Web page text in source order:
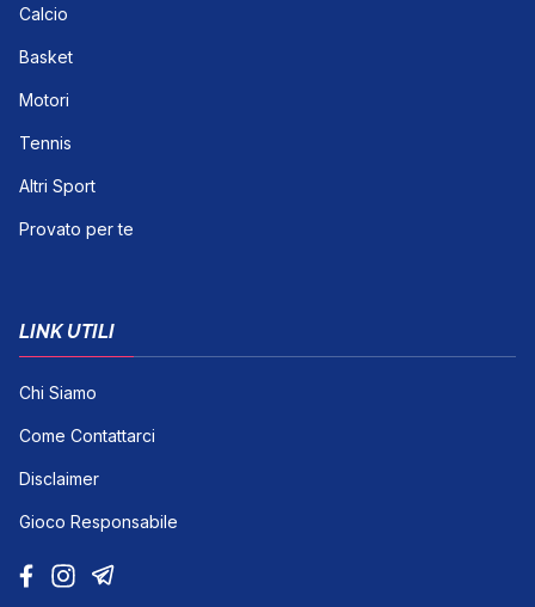
Calcio
Basket
Motori
Tennis
Altri Sport
Provato per te
LINK UTILI
Chi Siamo
Come Contattarci
Disclaimer
Gioco Responsabile